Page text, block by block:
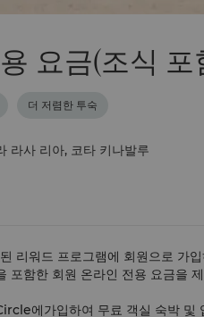
요금(조식 포
더 저렴한 투숙
라사 리아, 코타 키나발루
리워드 프로그램에 회원으로 가
포함한 회원 온라인 전용 요금을
에가입하여 무료 객실 숙박 및